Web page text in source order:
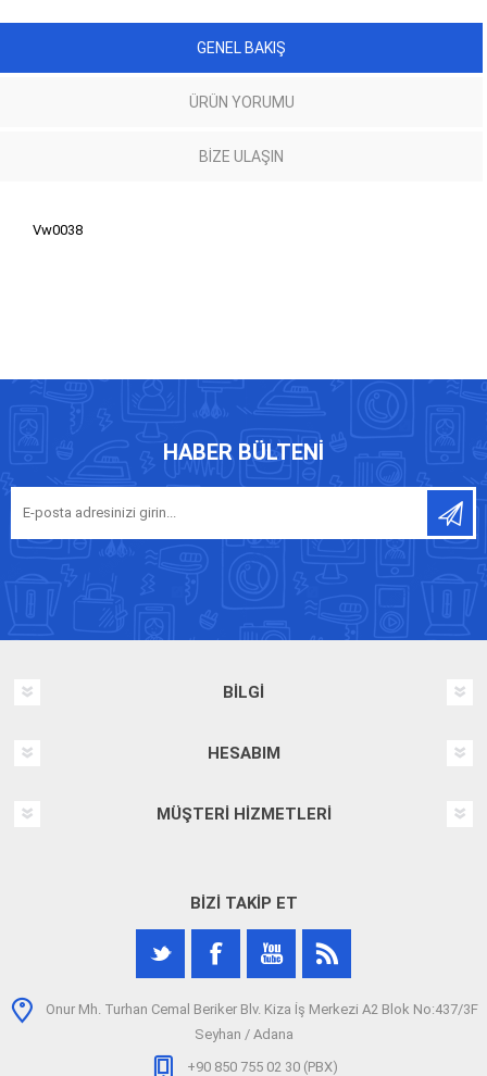
GENEL BAKIŞ
ÜRÜN YORUMU
BIZE ULAŞIN
Vw0038
HABER BÜLTENI
BILGI
HESABIM
MÜŞTERI HIZMETLERI
BIZI TAKIP ET
Onur Mh. Turhan Cemal Beriker Blv. Kiza İş Merkezi A2 Blok No:437/3F
Seyhan / Adana
+90 850 755 02 30 (PBX)